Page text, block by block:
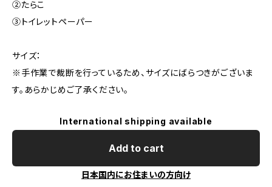
②たらこ
③トイレットペーパー
サイズ：
※手作業で裁断を行っているため、サイズにばらつきがございま
す。あらかじめご了承ください。
International shipping available
Add to cart
日本国内にお住まいの方向け